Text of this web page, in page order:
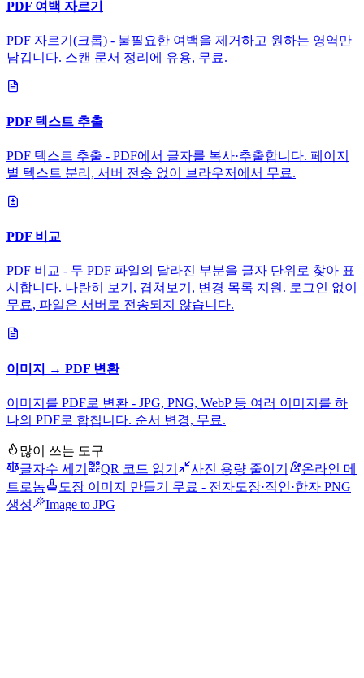
PDF 여백 자르기
PDF 자르기(크롭) - 불필요한 여백을 제거하고 원하는 영역만
남깁니다. 스캔 문서 정리에 유용, 무료.
PDF 텍스트 추출
PDF 텍스트 추출 - PDF에서 글자를 복사·추출합니다. 페이지
별 텍스트 분리, 서버 전송 없이 브라우저에서 무료.
PDF 비교
PDF 비교 - 두 PDF 파일의 달라진 부분을 글자 단위로 찾아 표
시합니다. 나란히 보기, 겹쳐보기, 변경 목록 지원. 로그인 없이
무료, 파일은 서버로 전송되지 않습니다.
이미지 → PDF 변환
이미지를 PDF로 변환 - JPG, PNG, WebP 등 여러 이미지를 하
나의 PDF로 합칩니다. 순서 변경, 무료.
많이 쓰는 도구
글자수 세기
QR 코드 읽기 사진 용량 줄이기
온라인 메
트로놈
도장 이미지 만들기 무료 - 전자도장·직인·한자 PNG
생성
Image to JPG